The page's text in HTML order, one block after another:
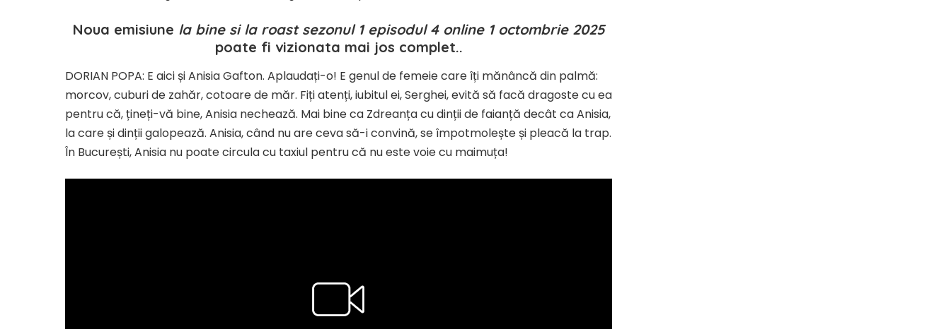
Noua emisiune la bine si la roast sezonul 1 episodul 4 online 1 octombrie 2025
poate fi vizionata mai jos complet..
DORIAN POPA: E aici și Anisia Gafton. Aplaudați-o! E genul de femeie care îți mănâncă din palmă:
morcov, cuburi de zahăr, cotoare de măr. Fiți atenți, iubitul ei, Serghei, evită să facă dragoste cu ea
pentru că, țineți-vă bine, Anisia nechează. Mai bine ca Zdreanța cu dinții de faianță decât ca Anisia,
la care și dinții galopează. Anisia, când nu are ceva să-i convină, se împotmolește și pleacă la trap.
În București, Anisia nu poate circula cu taxiul pentru că nu este voie cu maimuța!